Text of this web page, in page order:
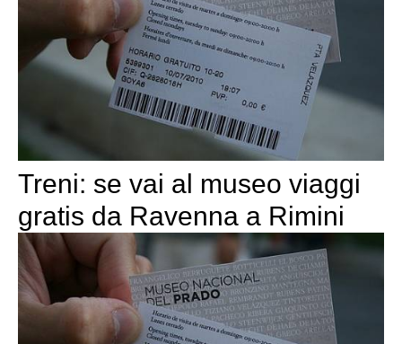
Treni: se vai al museo viaggi
gratis da Ravenna a Rimini